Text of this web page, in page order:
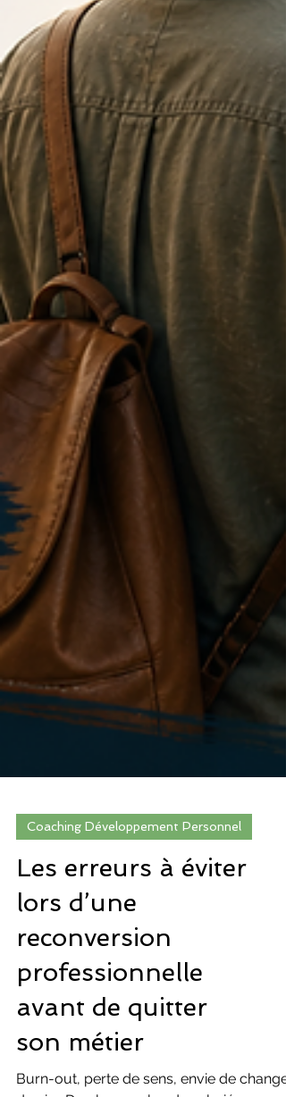
Coaching Développement Personnel
Les erreurs à éviter
lors d’une
reconversion
professionnelle
avant de quitter